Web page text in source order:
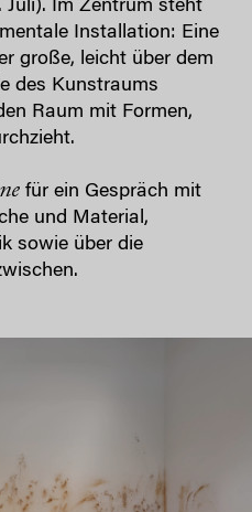
Juli). Im Zentrum steht
Installation: Eine
große, leicht über dem
des Kunstraums
Raum mit Formen,
für ein Gespräch mit
und Material,
sowie über die